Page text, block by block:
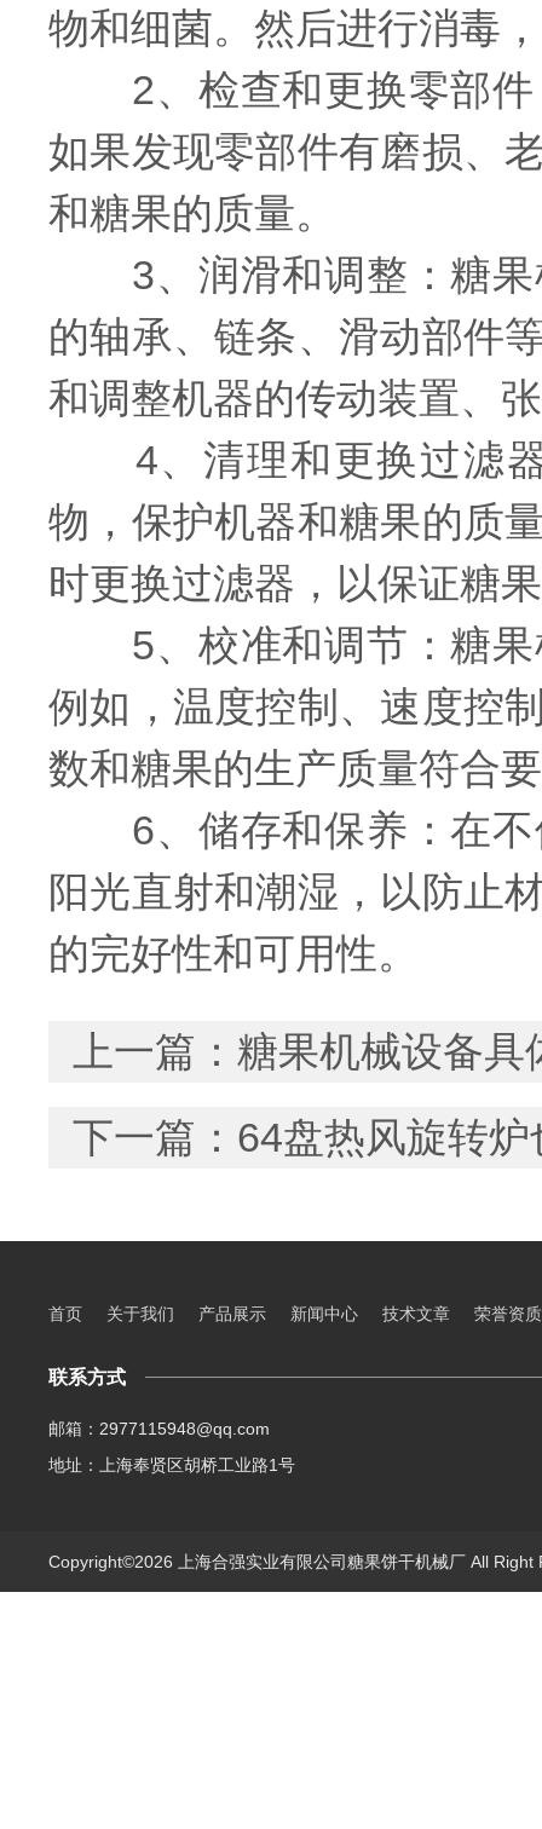
物和细菌。然后进行消毒
2、检查和更换零部件
如果发现零部件有磨损、
和糖果的质量。
3、润滑和调整：糖果
的轴承、链条、滑动部件
和调整机器的传动装置、
4、清理和更换过滤器
物，保护机器和糖果的质
时更换过滤器，以保证糖
5、校准和调节：糖果
例如，温度控制、速度控
数和糖果的生产质量符合
6、储存和保养：在不
阳光直射和潮湿，以防止
的完好性和可用性。
上一篇： 糖果机械设备具
下一篇： 64盘热风旋转
首页 关于我们 产品展示 新闻中心 技术文章 荣誉资质
联系方式
邮箱：2977115948@qq.com
地址：上海奉贤区胡桥工业路1号
Copyright©2026 上海合强实业有限公司糖果饼干机械厂 All